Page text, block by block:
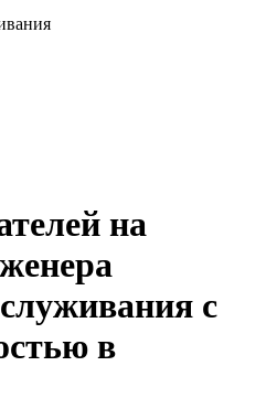
на
с
в